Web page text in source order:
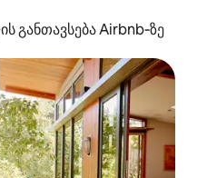
განთავსება Airbnb‑ზე